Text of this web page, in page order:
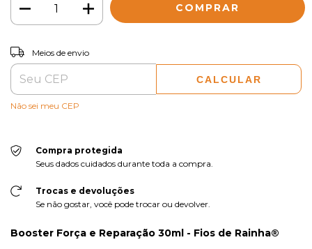
Entregas para o CEP:
Meios de envio
CALCULAR
Não sei meu CEP
Compra protegida
Seus dados cuidados durante toda a compra.
Trocas e devoluções
Se não gostar, você pode trocar ou devolver.
Booster Força e Reparação 30ml - Fios de Rainha®